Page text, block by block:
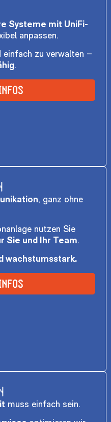
Systeme mit UniFi-
anpassen.
einfach zu verwalten –
.
, ganz ohne
nutzen Sie
Sie und Ihr Team.
wachstumsstark.
muss einfach sein.